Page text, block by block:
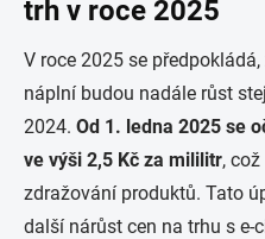
trh v roce 2025
V roce 2025 se
náplní budou nadále růst
2024. Od 1. ledna 2025 se
ve výši 2,5 Kč za mililitr,
zdražování produktů. Tato
další nárůst cen na trhu s e-